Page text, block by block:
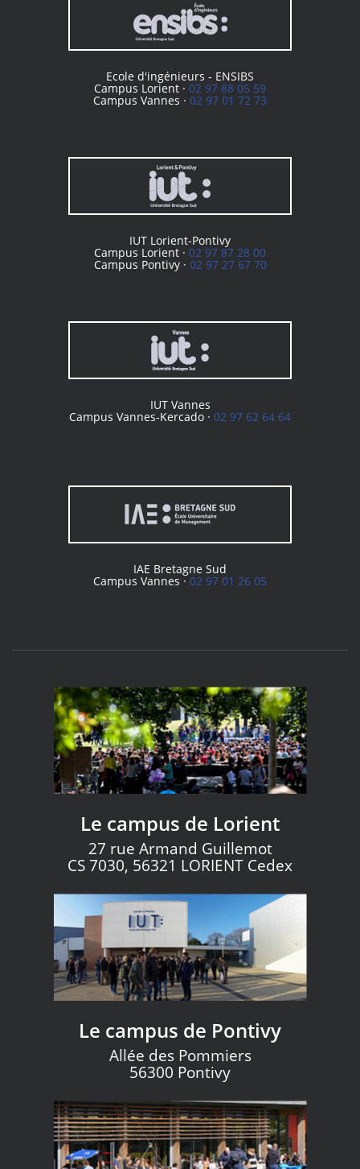
Ecole d'ingénieurs - ENSIBS
Campus Lorient · 02 97 88 05 59
Campus Vannes · 02 97 01 72 73
IUT Lorient-Pontivy
Campus Lorient · 02 97 87 28 00
Campus Pontivy · 02 97 27 67 70
IUT Vannes
Campus Vannes-Kercado · 02 97 62 64 64
IAE Bretagne Sud
Campus Vannes ·02 97 01 26 05
Le campus de Lorient
27 rue Armand Guillemot
CS 7030, 56321 LORIENT Cedex
Le campus de Pontivy
Allée des Pommiers
56300 Pontivy